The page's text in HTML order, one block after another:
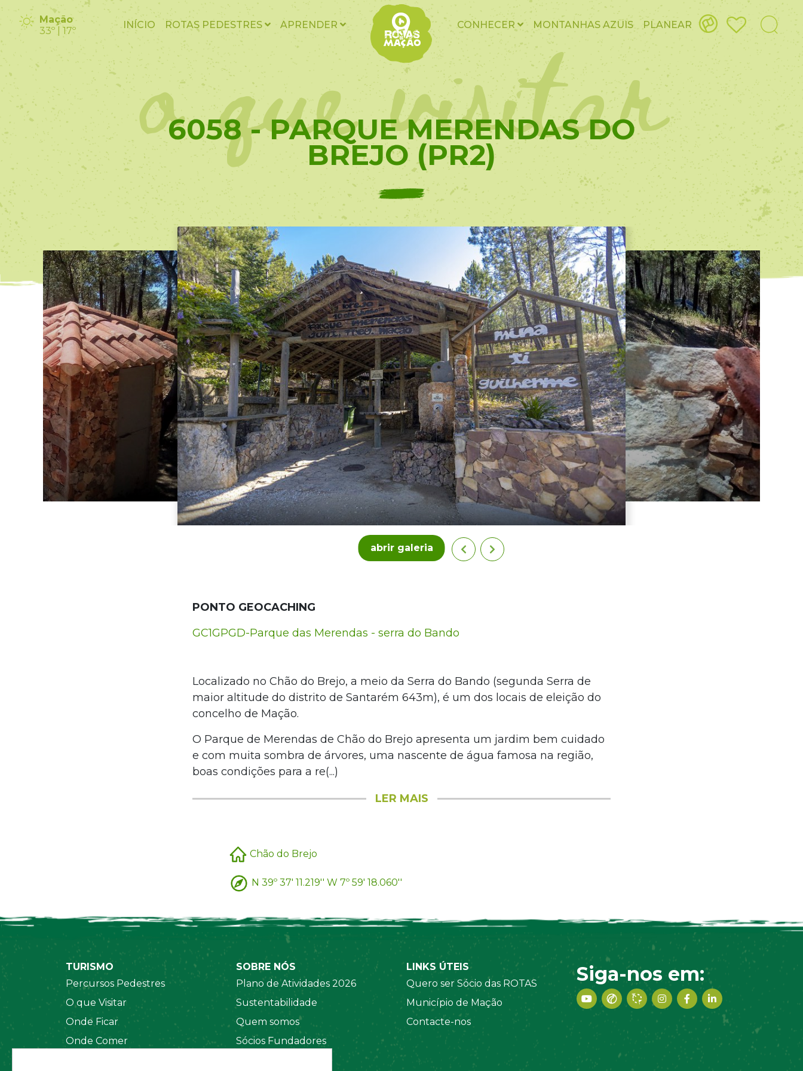
Mação
33º | 17º
INÍCIO ROTAS PEDESTRES APRENDER CONHECER MONTANHAS AZUIS PLANEAR
o que visitar
6058 - PARQUE MERENDAS DO
BREJO (PR2)
abrir galeria
PONTO GEOCACHING
GC1GPGD-Parque das Merendas - serra do Bando
Localizado no Chão do Brejo, a meio da Serra do Bando (segunda Serra de
maior altitude do distrito de Santarém 643m), é um dos locais de eleição do
concelho de Mação.
O Parque de Merendas de Chão do Brejo apresenta um jardim bem cuidado
e com muita sombra de árvores, uma nascente de água famosa na região,
boas condições para a re(...)
LER MAIS
Chão do Brejo
N 39º 37' 11.219'' W 7º 59' 18.060''
TURISMO
Percursos Pedestres
O que Visitar
Onde Ficar
Onde Comer
SOBRE NÓS
Plano de Atividades 2026
Sustentabilidade
Quem somos
Sócios Fundadores
LINKS ÚTEIS
Quero ser Sócio das ROTAS
Município de Mação
Contacte-nos
Siga-nos em: